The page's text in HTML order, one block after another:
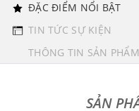
ĐẶC ĐIỂM NỔI BẬT
TIN TỨC SỰ KIỆN
THÔNG TIN SẢN PHẨM